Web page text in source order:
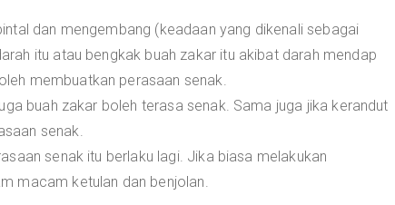
dan mengembang (keadaan yang dikenali sebagai
itu atau bengkak buah zakar itu akibat darah mendap
membuatkan perasaan senak.
buah zakar boleh terasa senak. Sama juga jika kerandut
senak.
senak itu berlaku lagi. Jika biasa melakukan
macam ketulan dan benjolan.